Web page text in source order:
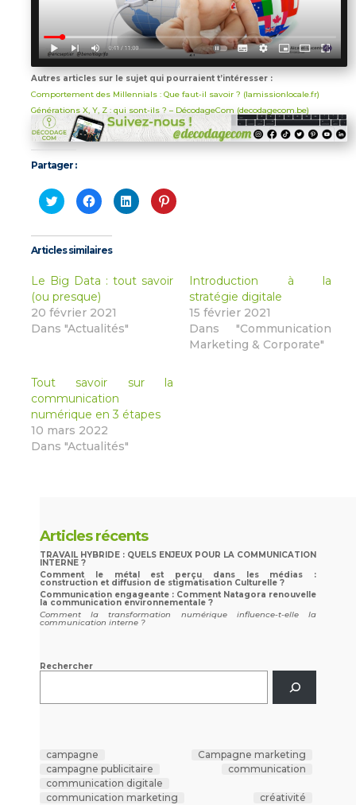
Autres articles sur le sujet qui pourraient t’intéresser :
Comportement des Millennials : Que faut-il savoir ? (lamissionlocale.fr)
Générations X, Y, Z : qui sont-ils ? – DécodageCom (decodagecom.be)
Partager :
Cliquez
pour
partager
Twitter(ouvre
dans
une
fenêtre)
Cliquez
pour
partager
Facebook(ouvre
dans
une
fenêtre)
Cliquez
pour
partager
fenêtre)
Cliquez
pour
fenêtre)
Articles similaires
Le Big Data : tout savoir
(ou presque)
20 février 2021
Dans "Actualités"
Introduction à la
stratégie digitale
15 février 2021
Dans "Communication
Marketing & Corporate"
Tout savoir sur la
communication
numérique en 3 étapes
10 mars 2022
Dans "Actualités"
Articles récents
TRAVAIL HYBRIDE : QUELS ENJEUX POUR LA COMMUNICATION
INTERNE ?
Comment le métal est perçu dans les médias :
construction et diffusion de stigmatisation Culturelle ?
Communication engageante : Comment Natagora renouvelle
la communication environnementale ?
Comment la transformation numérique influence-t-elle la
communication interne ?
Rechercher
campagne
Campagne marketing
campagne publicitaire
communication
communication digitale
communication marketing
créativité